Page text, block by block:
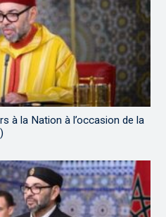
à la Nation à l’occasion de la